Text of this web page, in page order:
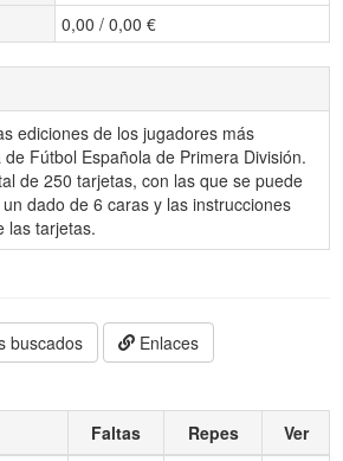
0,00 / 0,00 €
ediciones de los jugadores más
Fútbol Española de Primera División.
de 250 tarjetas, con las que se puede
dado de 6 caras y las instrucciones
las tarjetas.
buscados Enlaces
Faltas Repes
Ver